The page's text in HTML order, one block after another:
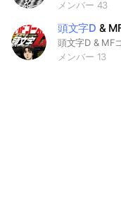
メンバー 43
頭文字D &
メンバー 13